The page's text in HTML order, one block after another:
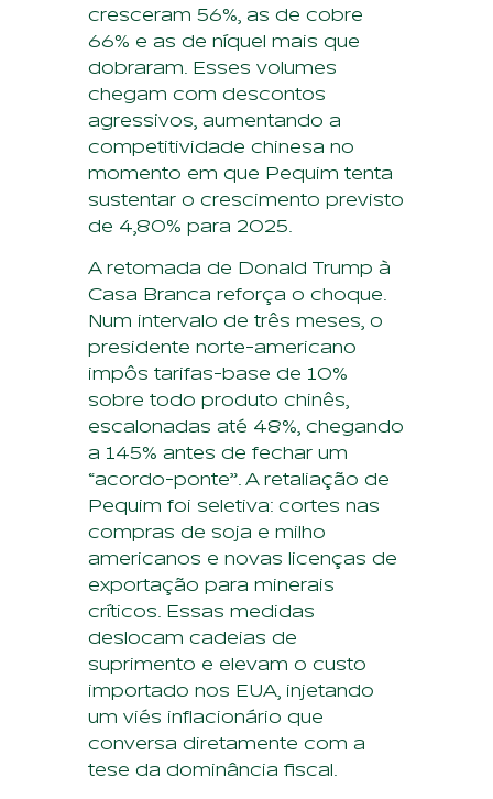
cresceram 56%, as de cobre
66% e as de níquel mais que
dobraram. Esses volumes
chegam com descontos
agressivos, aumentando a
competitividade chinesa no
momento em que Pequim tenta
sustentar o crescimento previsto
de 4,80% para 2025.
A retomada de Donald Trump à
Casa Branca reforça o choque.
Num intervalo de três meses, o
presidente norte-americano
impôs tarifas-base de 10%
sobre todo produto chinês,
escalonadas até 48%, chegando
a 145% antes de fechar um
“acordo-ponte”. A retaliação de
Pequim foi seletiva: cortes nas
compras de soja e milho
americanos e novas licenças de
exportação para minerais
críticos. Essas medidas
deslocam cadeias de
suprimento e elevam o custo
importado nos EUA, injetando
um viés inflacionário que
conversa diretamente com a
tese da dominância fiscal.